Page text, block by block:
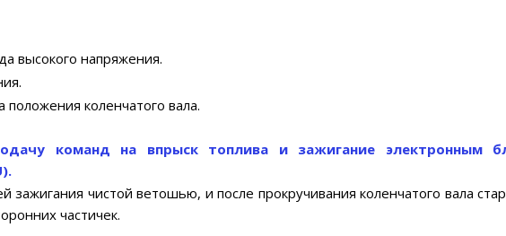
высокого напряжения.
коленчатого вала.
команд на впрыск топлива и зажигание электронным
зажигания чистой ветошью, и после прокручивания коленчатого вала
частичек.